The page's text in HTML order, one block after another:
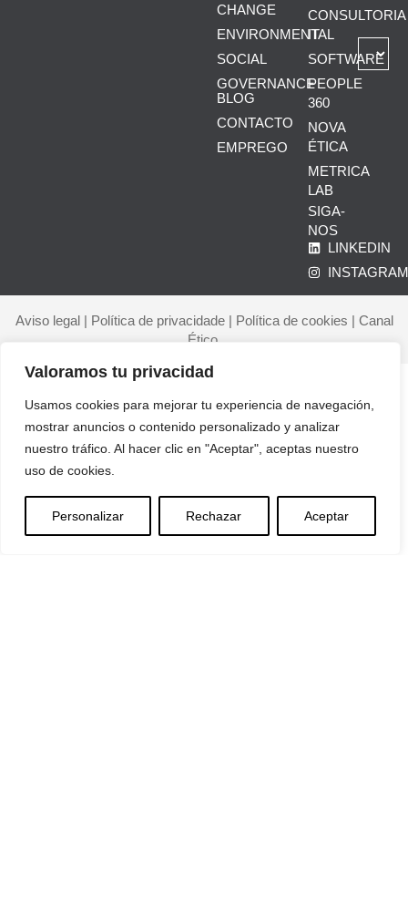
Valoramos tu privacidad
Usamos cookies para mejorar tu experiencia de navegación,
mostrar anuncios o contenido personalizado y analizar
nuestro tráfico. Al hacer clic en "Aceptar", aceptas nuestro
uso de cookies.
Personalizar Rechazar Aceptar
CHANGE
ENVIRONMENTAL
SOCIAL
GOVERNANCE
BLOG
CONTACTO
EMPREGO
CONSULTORIA
IT
SOFTWARE
PEOPLE
360
NOVA
ÉTICA
METRICA
LAB
SIGA-
NOS
LINKEDIN
Aviso legal| Política de privacidade| Política de cookies | Canal
Ético
Início
Corporate
The Metrica Change
Enviromental
Social